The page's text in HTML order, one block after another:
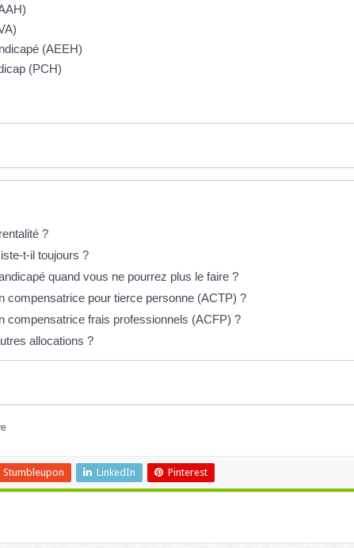
(AEEH)
(PCH)
?
t-il toujours ?
quand vous ne pourrez plus le faire ?
compensatrice pour tierce personne (ACTP) ?
compensatrice frais professionnels (ACFP) ?
allocations ?
Stumbleupon LinkedIn Pinterest